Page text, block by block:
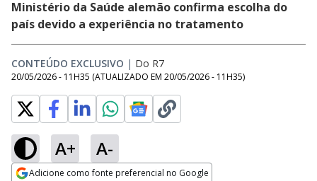
Ministério da Saúde alemão confirma escolha do
país devido a experiência no tratamento
CONTEÚDO EXCLUSIVO | Do R7
20/05/2026 - 11H35 (ATUALIZADO EM 20/05/2026 - 11H35)
A+ A-
Adicione como fonte preferencial no Google
100.00%